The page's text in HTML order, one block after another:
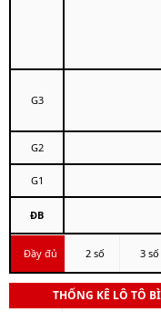
G3
G2
G1
ĐB
Đầy đủ 2 số 3 số
THỐNG KÊ LÔ TÔ